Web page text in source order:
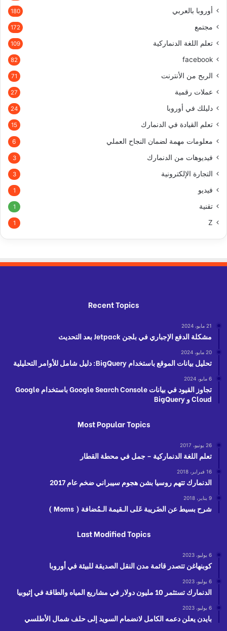
أوروبا بالعربي 180
مجتمع 172
تعلم اللغة الدنماركية 109
facebook
82
الربح من الأنترنت 71
عملات رقمية 27
دليلك في أوروبا 24
تعلم القيادة في الدنمارك 15
معلومات مهمة لضمان النجاح العملي 6
فيديوهات من الدنمارك 3
التجارة الإلكترونية 3
فيديو 1
تقنية 1
Z
1
Recent Topics
21 مايو، 2024
مشكلة الدفع الإجباري في بلجن Jetpack بعد التحديث
20 مايو، 2024
تحليل بيانات الموقع باستخدام BigQuery: دليل شامل للأوامر التحليلية
6 مايو، 2024
تجاوز القيود في بيانات Google Search Console باستخدام Google
Cloud و BigQuery
Most Popular Topics
26 يونيو، 2017
تعلم اللغة الدنماركية – جمل في محطة القطار
16 فبراير، 2018
الدنمارك تتهم روسيا بشن هجوم سيبراني ضخم عام 2017
9 يناير، 2018
شرح بسيط عن الضَريبة عَلى الـقيمة الـمُضافة ( Moms )
Last Modified Topics
6 يوليو، 2023
كوبنهاغن تتصدر قائمة مدن النقل الصديقة للبيئة في أوروبا
6 يوليو، 2023
الدنمارك تستثمر 10 مليون دولار في مشاريع المياه والطاقة في إثيوبيا
6 يوليو، 2023
بايدن يعلن دعمه الكامل لانضمام السويد إلى حلف شمال الأطلسي